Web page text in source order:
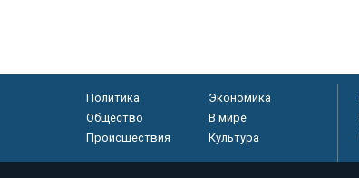
Политика
Экономика
Общество
В мире
Происшествия
Культура